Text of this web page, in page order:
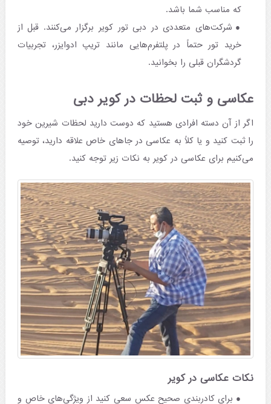
که مناسب شما باشد.
شرکت‌های متعددی در دبی تور کویر برگزار می‌کنند. قبل از
خرید تور حتماً در پلتفرم‌هایی مانند تریپ ادوایزر، تجربیات
گردشگران قبلی را بخوانید.
عکاسی و ثبت لحظات در کویر دبی
اگر از آن دسته افرادی هستید که دوست دارید لحظات شیرین خود
را ثبت کنید و یا کلاً به عکاسی در جاهای خاص علاقه دارید، توصیه
می‌کنیم برای عکاسی در کویر به نکات زیر توجه کنید.
نکات عکاسی در کویر
برای کادربندی صحیح عکس سعی کنید از ویژگی‌های خاص و